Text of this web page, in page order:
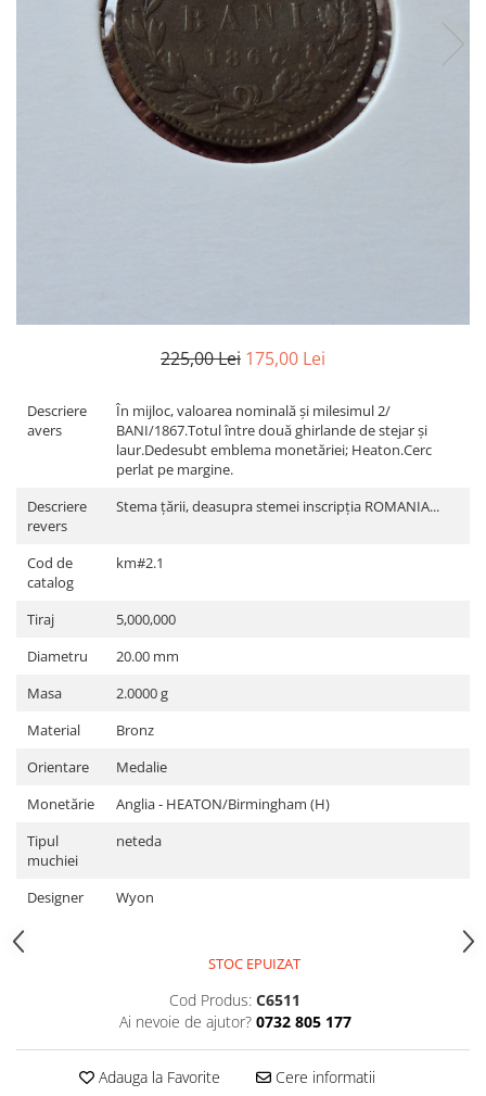
Monede Asia
Monede Australia si Oceania
Monede Euro, Eurocenti
Monede Europa
Bancnote Asia
Bancnote Australia si Oceania
Bancnote Europa
Gradate PMG
225,00 Lei 175,00 Lei
Descriere
avers
În mijloc, valoarea nominală şi milesimul 2/
BANI/1867.Totul între două ghirlande de stejar şi
laur.Dedesubt emblema monetăriei; Heaton.Cerc
perlat pe margine.
Descriere
revers
Stema ţării, deasupra stemei inscripţia ROMANIA...
Cod de
catalog
km#2.1
Tiraj
5,000,000
Diametru
20.00 mm
Masa
2.0000 g
Material
Bronz
Orientare
Medalie
Monetărie
Anglia - HEATON/Birmingham (H)
Tipul
muchiei
neteda
Designer Wyon
STOC EPUIZAT
Cod Produs: C6511
Ai nevoie de ajutor? 0732 805 177
Adauga la Favorite Cere informatii